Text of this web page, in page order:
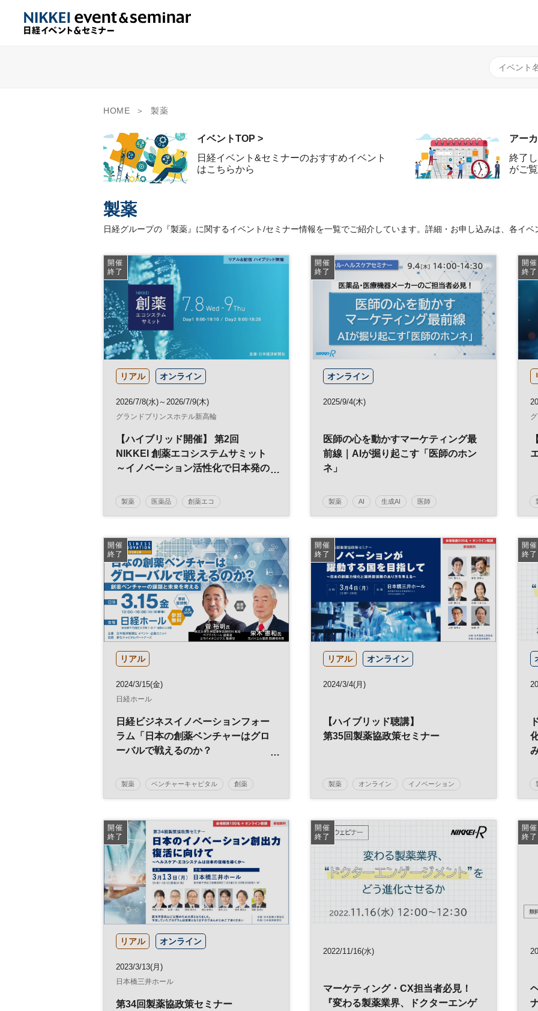
HOME 製薬
イベントTOP >
日経イベント&セミナーのおすすめイベント
はこちらから
アー
終了
がご
製薬
日経グループの『製薬』に関するイベント/セミナー情報を一覧でご紹介しています。詳細・お申し込みは、各イベ
開催
終了
リアル オンライン
2026/7/8(水)～2026/7/9(木)
グランドプリンスホテル新高輪
【ハイブリッド開催】 第2回
NIKKEI 創薬エコシステムサミット
～イノベーション活性化で日本発の
製薬 医薬品 創薬エコ
再生医療 医薬産業 薬事政策 創薬
健康 感染症 参加無料
開催
終了
オンライン
2025/9/4(木)
医師の心を動かすマーケティング最
前線｜AIが掘り起こす「医師のホン
ネ」
製薬 AI 生成AI 医師
マーケティング ヘルスケア
開催
終了
開催
終了
リアル
2024/3/15(金)
日経ホール
日経ビジネスイノベーションフォー
ラム「日本の創薬ベンチャーはグロ
ーバルで戦えるのか？
える～」
製薬 ベンチャーキャピタル 創薬
開催
終了
リアル オンライン
2024/3/4(月)
【ハイブリッド聴講】
第35回製薬協政策セミナー
製薬 オンライン イノベーション
ヘルスケア
開催
終了
開催
終了
リアル オンライン
2023/3/13(月)
日本橋三井ホール
第34回製薬協政策セミナー
開催
終了
2022/11/16(水)
マーケティング・CX担当者必見！
『変わる製薬業界、ドクターエンゲ
開催
終了